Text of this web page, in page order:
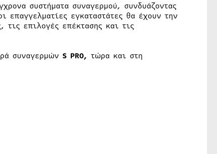
συστήματα συναγερμού, συνδυάζοντας
επαγγελματίες εγκαταστάτες θα έχουν την
τις επιλογές επέκτασης και τις
συναγερμών S PRO, τώρα και στη